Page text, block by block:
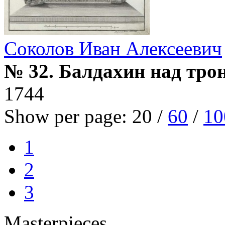
Соколов Иван Алексеевич
№ 32. Балдахин над
1744
Show per page: 20 / 60 /
1
2
3